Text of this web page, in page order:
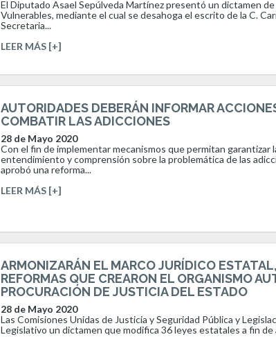
El Diputado Asael Sepúlveda Martínez presentó un dictamen
Vulnerables, mediante el cual se desahoga el escrito de la C.
Secretaria...
LEER MÁS [+]
AUTORIDADES DEBERÁN INFORMAR
COMBATIR LAS ADICCIONES
28 de Mayo 2020
Con el fin de implementar mecanismos que permitan garantizar
entendimiento y comprensión sobre la problemática de las
aprobó una reforma...
LEER MÁS [+]
ARMONIZARÁN EL MARCO JURÍDICO
REFORMAS QUE CREARON EL ORGANISMO
PROCURACIÓN DE JUSTICIA DEL ESTADO
28 de Mayo 2020
Las Comisiones Unidas de Justicia y Seguridad Pública y
Legislativo un dictamen que modifica 36 leyes estatales a fin de